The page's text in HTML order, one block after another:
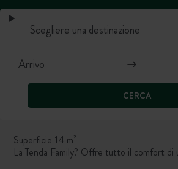
CERCA
Superficie 14 m²
La Tenda Family? Offre tutto il comfort di